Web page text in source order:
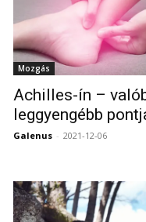
Mozgás
Achilles-ín –
leggyengébb
Galenus - 2021-12-06